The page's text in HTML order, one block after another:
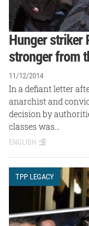
Hunger striker
stronger from
11/12/2014
In a defiant letter
anarchist and
decision by
classes was…
ENGLISH
TPP LEGACY